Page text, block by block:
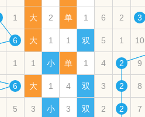
1 大 2 单 1 6 2 3
6 大 1 1 双 5 1 10
1 1 小 单 1 4 2 9
6 大 1 4 双 3 2 8
5 3 小 3 双 2 2 7